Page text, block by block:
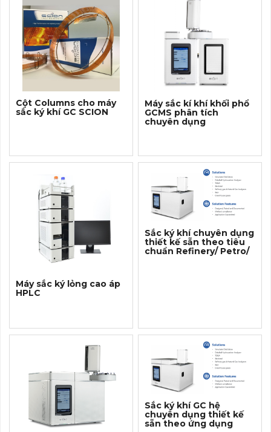
Cột Columns cho máy
sắc ký khí GC SCION
Máy sắc kí khí khối phổ
GCMS phân tích
chuyên dụng
Máy sắc ký lỏng cao áp
HPLC
Sắc ký khí chuyên dụng
thiết kế sẵn theo tiêu
chuẩn Refinery/ Petro/
Sắc ký khí GC hệ
chuyên dụng thiết kế
sẵn theo ứng dụng